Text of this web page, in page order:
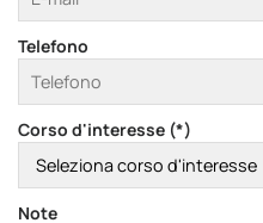
Telefono
Corso d'interesse (*)
Note